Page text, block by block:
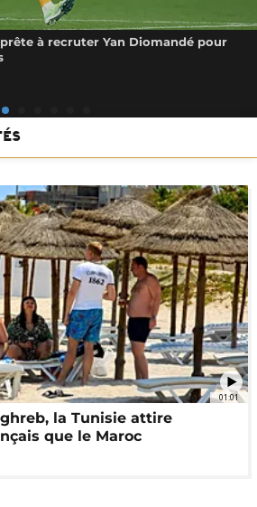
à recruter Yan Diomandé pour
01:01
la Tunisie attire
que le Maroc